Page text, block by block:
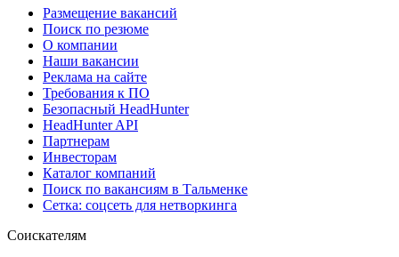
Размещение вакансий
Поиск по резюме
О компании
Наши вакансии
Реклама на сайте
Требования к ПО
Безопасный HeadHunter
HeadHunter API
Партнерам
Инвесторам
Каталог компаний
Поиск по вакансиям в Тальменке
Сетка: соцсеть для нетворкинга
Соискателям